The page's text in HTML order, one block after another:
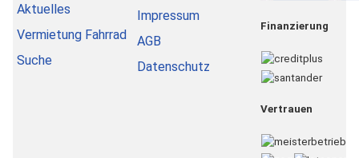
Aktuelles
Vermietung Fahrrad
Suche
Impressum
AGB
Datenschutz
Finanzierung
Vertrauen